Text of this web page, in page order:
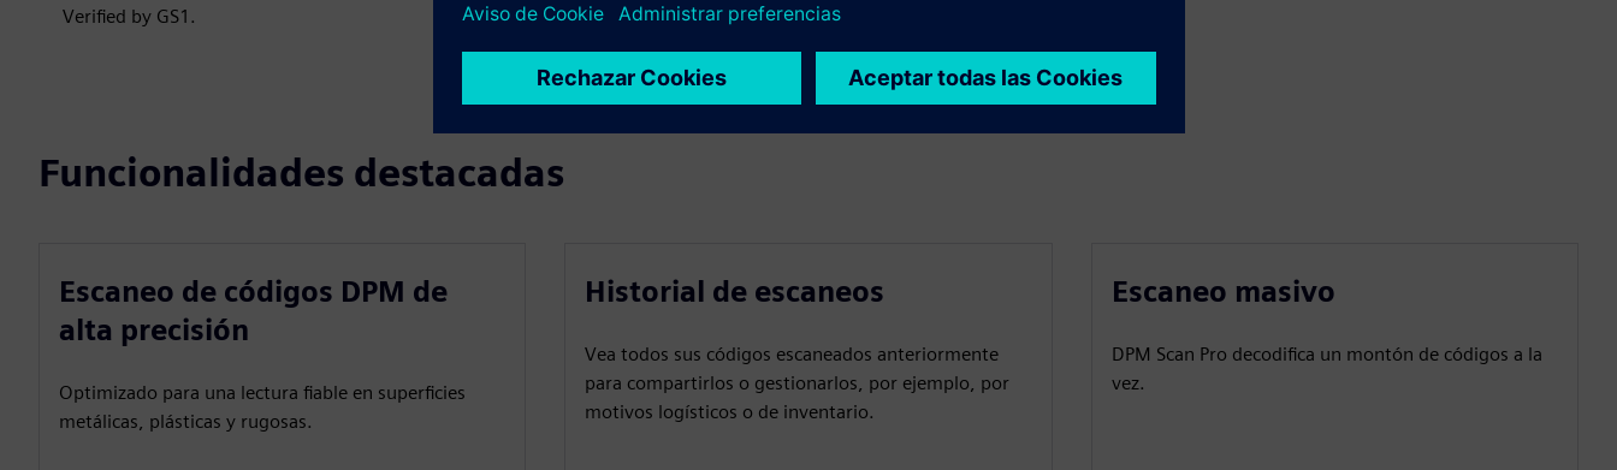
Verified by GS1.
Funcionalidades destacadas
Escaneo de códigos DPM de
alta precisión
Optimizado para una lectura fiable en superficies
metálicas, plásticas y rugosas.
Historial de escaneos
Vea todos sus códigos escaneados anteriormente
para compartirlos o gestionarlos, por ejemplo, por
motivos logísticos o de inventario.
Escaneo masivo
DPM Scan Pro decodifica un montón de códigos a la
vez.